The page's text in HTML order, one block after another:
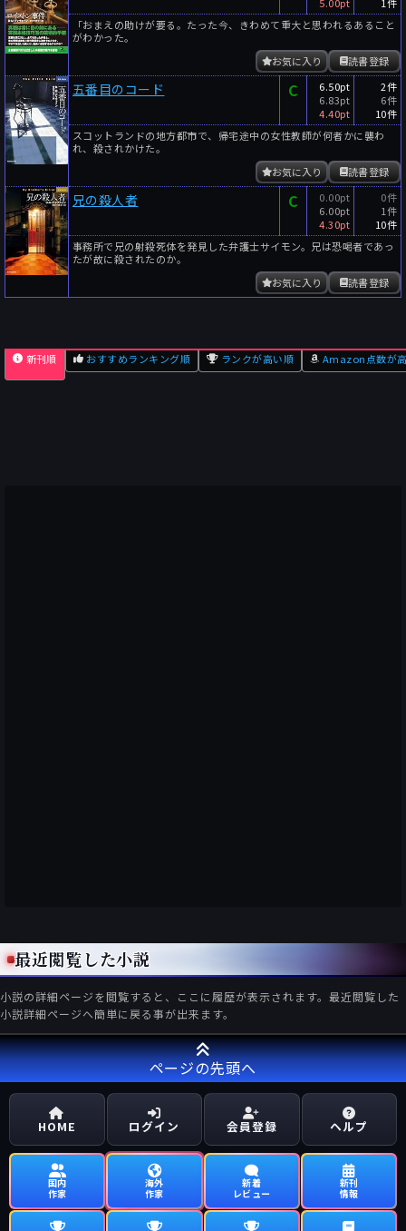
「おまえの助けが要る。たった今、きわめて重大と思われるあること
がわかった。
読書登録
お気に入り
五番目のコード C
6.50pt
6.83pt
4.40pt
2件
6件
10件
スコットランドの地方都市で、帰宅途中の女性教師が何者かに襲わ
れ、殺されかけた。
読書登録
お気に入り
兄の殺人者 C
0.00pt
6.00pt
4.30pt
0件
1件
10件
事務所で兄の射殺死体を発見した弁護士サイモン。兄は恐喝者であっ
たが故に殺されたのか。
読書登録
お気に入り
新刊順 おすすめランキング順 ランクが高い順 Amazon点数が
最近閲覧した小説
小説の詳細ページを閲覧すると、ここに履歴が表示されます。最近閲覧した
小説詳細ページへ簡単に戻る事が出来ます。
ページの先頭へ
HOME ログイン 会員登録 ヘルプ
国内
作家
海外
作家
新着
レビュー
新刊
情報